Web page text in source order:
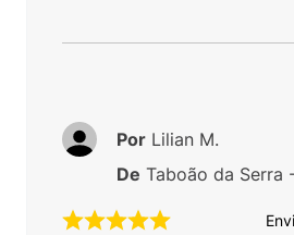
Por Lilian M.
De Taboão da Serra